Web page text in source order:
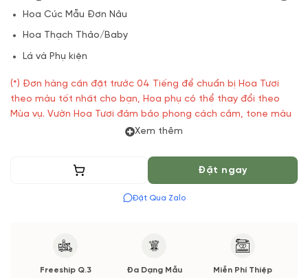
Hoa Cúc Mẫu Đơn Nâu
Hoa Thạch Thảo/Baby
Lá và Phụ kiện
(*) Đơn hàng cần đặt trước 04 Tiếng để chuẩn bị Hoa Tươi
theo màu tốt nhất cho bạn, Hoa phụ có thể thay đổi theo
Mùa vụ. Vườn Hoa Tươi đảm bảo phong cách cắm, tone màu
sắc. Nếu có thay đổi về Hoa phụ sẽ được thông báo đến Quý
Xem thêm
Thêm vào giỏ Đặt ngay
Đặt Qua Zalo
Freeship Q.3
Đa Dạng Mẫu
Miễn Phí Thiệp